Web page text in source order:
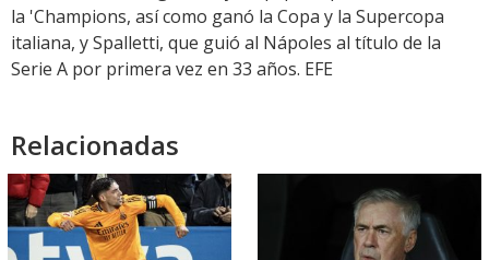
la 'Champions, así como ganó la Copa y la Supercopa
italiana, y Spalletti, que guió al Nápoles al título de la
Serie A por primera vez en 33 años. EFE
Relacionadas